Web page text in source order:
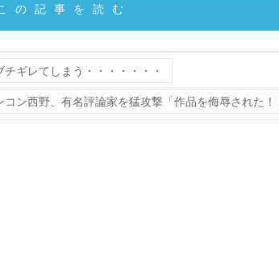
の記事を読む
ギレてしまう・・・・・・・
コン西野、有名評論家を猛攻撃「作品を侮辱された！